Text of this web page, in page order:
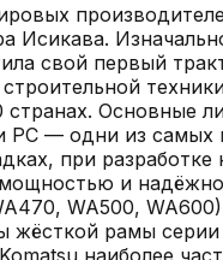
Исикава.
свой первый
Основные
PC — одни из
при
и
WA500,
жёсткой рамы
наиболее